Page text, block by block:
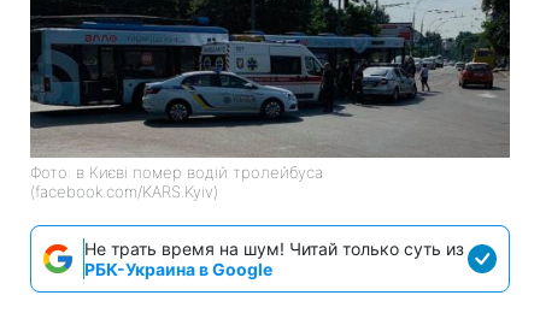
Фото: в Києві помер водій тролейбуса
(facebook.com/KARS.Kyiv)
Не трать время на шум! Читай только суть из
РБК-Украина в Google